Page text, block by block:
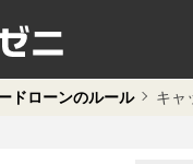
ドローンのルール キャ